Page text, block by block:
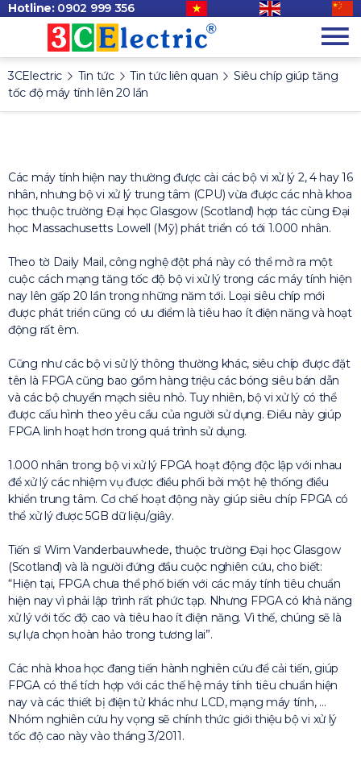
Hotline: 0902 999 356
3CElectric Tin tức Tin tức liên quan
Siêu chíp giúp tăng
tốc độ máy tính lên 20 lần
Các máy tính hiện nay thường được cài các bộ vi xử lý 2, 4 hay 16
nhân, nhưng bộ vi xử lý trung tâm (CPU) vừa được các nhà khoa
học thuộc trường Đại học Glasgow (Scotland) hợp tác cùng Đại
học Massachusetts Lowell (Mỹ) phát triển có tới 1.000 nhân.
Theo tờ Daily Mail, công nghệ đột phá này có thể mở ra một
cuộc cách mạng tăng tốc độ bộ vi xử lý trong các máy tính hiện
nay lên gấp 20 lần trong những năm tới. Loại siêu chíp mới
được phát triển cũng có ưu điểm là tiêu hao ít điện năng và hoạt
động rất êm.
Cũng như các bộ vi sử lý thông thường khác, siêu chíp được đặt
tên là FPGA cũng bao gồm hàng triệu các bóng siêu bán dẫn
và các bộ chuyển mạch siêu nhỏ. Tuy nhiên, bộ vi xử lý có thể
được cấu hình theo yêu cầu của người sử dụng. Điều này giúp
FPGA linh hoạt hơn trong quá trình sử dụng.
1.000 nhân trong bộ vi xử lý FPGA hoạt động độc lập với nhau
để xử lý các nhiệm vụ được điều phối bởi một hệ thống điều
khiển trung tâm. Cơ chế hoạt động này giúp siêu chíp FPGA có
thể xử lý được 5GB dữ liệu/giây.
Tiến sĩ Wim Vanderbauwhede, thuộc trường Đại học Glasgow
(Scotland) và là người đứng đầu cuộc nghiên cứu, cho biết:
“Hiện tại, FPGA chưa thể phố biến với các máy tính tiêu chuẩn
hiện nay vì phải lập trình rất phức tạp. Nhưng FPGA có khả năng
xử lý với tốc độ cao và tiêu hao ít điện năng. Vì thế, chúng sẽ là
sự lựa chọn hoàn hảo trong tương lai”.
Các nhà khoa học đang tiến hành nghiên cứu để cải tiến, giúp
FPGA có thể tích hợp với các thế hệ máy tính tiêu chuẩn hiện
nay và các thiết bị điện tử khác như LCD, mạng máy tính, …
Nhóm nghiên cứu hy vọng sẽ chính thức giới thiệu bộ vi xử lý
tốc độ cao này vào tháng 3/2011.